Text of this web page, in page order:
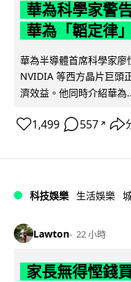
華為科學家警
華為「韜定律
華為半導體首席科學家
NVIDIA 等西方晶片巨頭
濟效益。他同時介紹華為
1,499 557 ↗
科技娛樂 生活娛樂
Lawton 22 小時
家長無得慳錢